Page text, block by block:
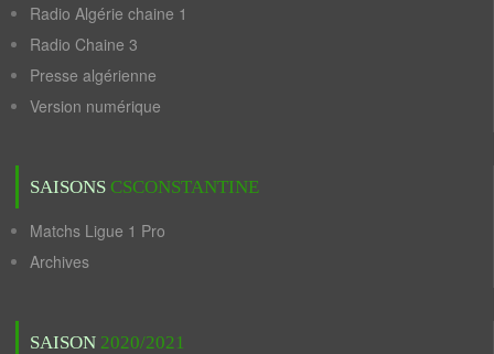
Radio Algérie chaine 1
Radio Chaine 3
Presse algérienne
Version numérique
SAISONS CSCONSTANTINE
Matchs Ligue 1 Pro
Archives
SAISON 2020/2021